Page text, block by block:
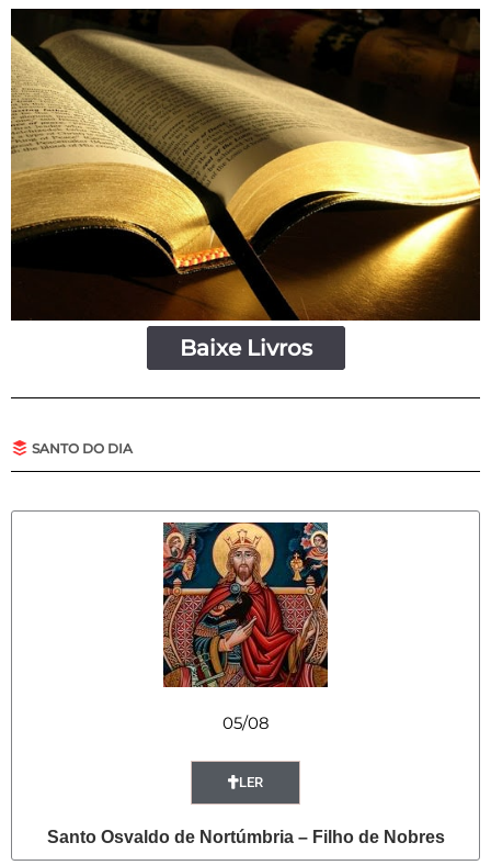
Baixe Livros
SANTO DO DIA
05/08
LER
Santo Osvaldo de Nortúmbria – Filho de Nobres